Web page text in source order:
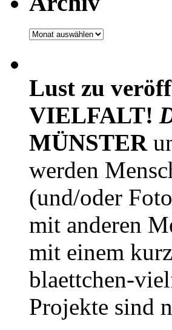
Archiv
Lust zu
VIELFALT!
MÜNSTER
werden
(und/oder
mit anderen
mit einem
blaettchen-
Projekte sind